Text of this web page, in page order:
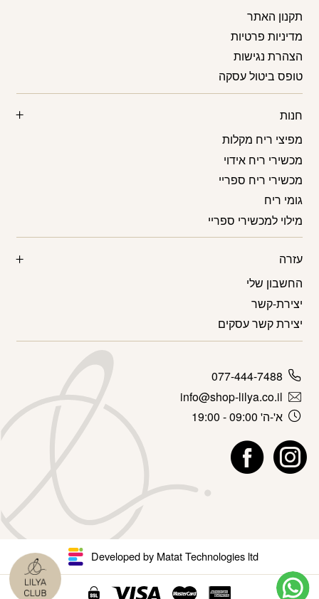
תקנון האתר
מדיניות פרטיות
הצהרת נגישות
טופס ביטול עסקה
חנות
מפיצי ריח מקלות
מכשירי ריח אידוי
מכשירי ריח ספריי
גומי ריח
מילוי למכשירי ספריי
עזרה
החשבון שלי
יצירת-קשר
יצירת קשר עסקים
077-444-7488
info@shop-lilya.co.il
א'-ה' 09:00 - 19:00
Developed by Matat Technologies ltd